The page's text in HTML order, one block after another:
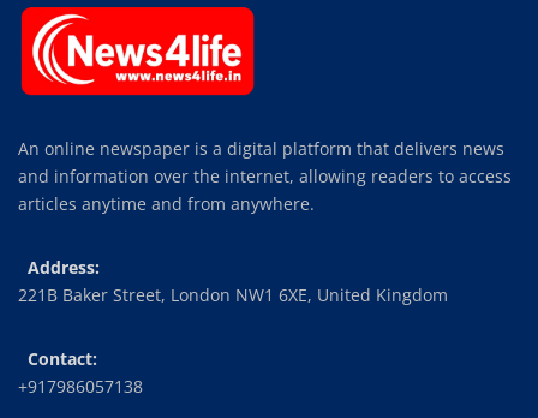
An online newspaper is a digital platform that delivers news
and information over the internet, allowing readers to access
articles anytime and from anywhere.
Address:
221B Baker Street, London NW1 6XE, United Kingdom
Contact:
+917986057138